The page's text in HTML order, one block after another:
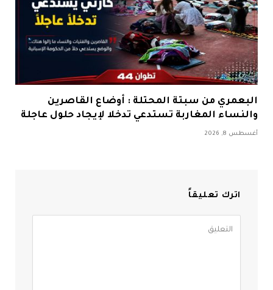
البعمري من سبتة المحتلة : أوضاع القاصرين
والنساء المغاربة تستدعي تدخلا لإيجاد حلول عاجلة
أغسطس 8, 2026
اترك تعليقاً